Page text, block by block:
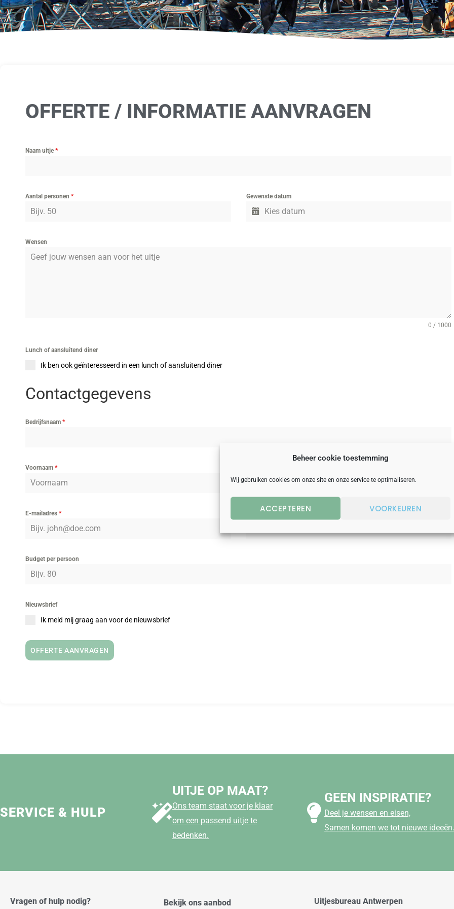
Beheer cookie toestemming
Wij gebruiken cookies om onze site en onze service te optimaliseren.
ACCEPTEREN VOORKEUREN
OFFERTE / INFORMATIE AANVRAGEN
Naam uitje*
Aantal personen * Gewenste datum
Wensen
0 / 1000
Lunch of aansluitend diner
Ik ben ook geïnteresseerd in een lunch of aansluitend diner
Contactgegevens
Bedrijfsnaam *
Voornaam *
E-mailadres * Telefoonnummer*
Budget per persoon
Nieuwsbrief
Ik meld mij graag aan voor de nieuwsbrief
OFFERTE AANVRAGEN
SERVICE & HULP
UITJE OP MAAT?
Ons team staat voor je klaar
om een passend uitje te
bedenken.
GEEN INSPIRATIE?
Deel je wensen en eisen,
Samen komen we tot nieuwe ideeën.
Vragen of hulp nodig?
Bekijk ons aanbod
Uitjesbureau Antwerpen